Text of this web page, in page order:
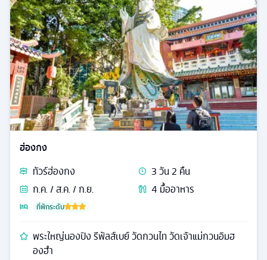
ฮ่องกง
ทัวร์ฮ่องกง 3วัน2 คืน
ก.ค. / ส.ค. / ก.ย.
4 มื้ออาหาร
ที่พักระดับ
พระใหญ่นองปิง รีพัลส์เบย์ วัดกวนไท วัดเจ้าแม่กวนอิมฮ
องฮำ